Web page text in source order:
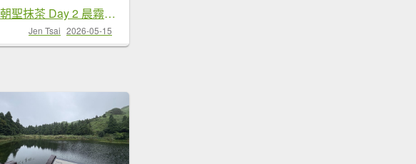
朝聖抹茶 Day 2 晨霧抹茶山色走訪三角崙山/小百岳#83
Jen Tsai 2026-05-15